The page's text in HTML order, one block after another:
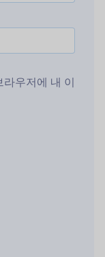
우저에 내 이